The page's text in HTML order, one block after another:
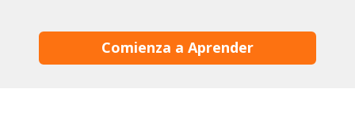
Comienza a Aprender